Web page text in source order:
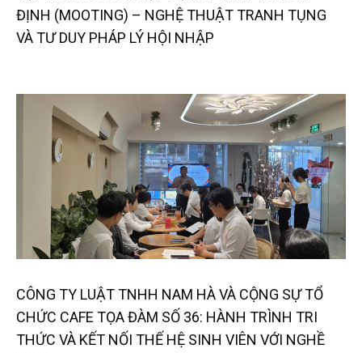
ĐỊNH (MOOTING) – NGHỆ THUẬT TRANH TỤNG
VÀ TƯ DUY PHÁP LÝ HỘI NHẬP
CÔNG TY LUẬT TNHH NAM HÀ VÀ CỘNG SỰ TỔ
CHỨC CAFE TỌA ĐÀM SỐ 36: HÀNH TRÌNH TRI
THỨC VÀ KẾT NỐI THẾ HỆ SINH VIÊN VỚI NGHỀ